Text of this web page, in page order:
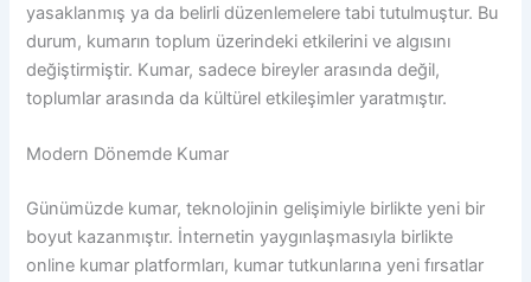
yasaklanmış ya da belirli düzenlemelere tabi tutulmuştur. Bu
durum, kumarın toplum üzerindeki etkilerini ve algısını
değiştirmiştir. Kumar, sadece bireyler arasında değil,
toplumlar arasında da kültürel etkileşimler yaratmıştır.
Modern Dönemde Kumar
Günümüzde kumar, teknolojinin gelişimiyle birlikte yeni bir
boyut kazanmıştır. İnternetin yaygınlaşmasıyla birlikte
online kumar platformları, kumar tutkunlarına yeni fırsatlar